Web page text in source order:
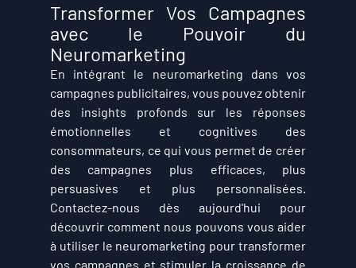
Transformer Vos Campagnes
avec le Pouvoir du
Neuromarketing
En intégrant le neuromarketing dans vos
campagnes publicitaires, vous pouvez obtenir
des insights profonds sur les réponses
émotionnelles et cognitives des
consommateurs, ce qui vous permet de créer
des campagnes plus efficaces, plus
persuasives et plus personnalisées.
Contactez-nous dès aujourd'hui pour
découvrir comment nous pouvons vous aider
à utiliser le neuromarketing pour transformer
vos campagnes et stimuler la croissance de